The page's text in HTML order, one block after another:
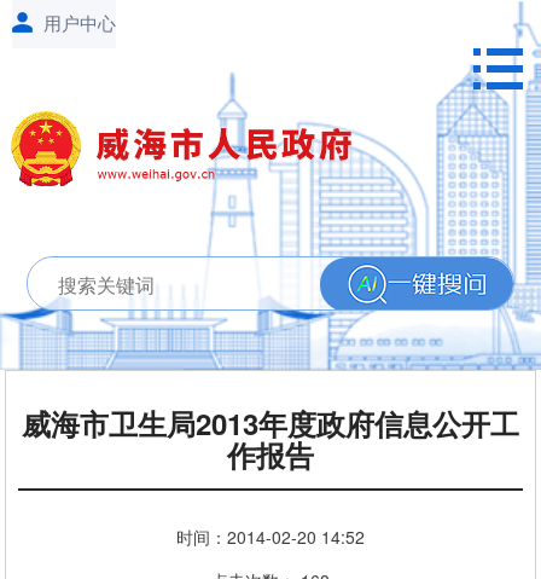
威海市卫生局2013年度政府信息公开工
作报告
时间： 2014-02-20 14:52